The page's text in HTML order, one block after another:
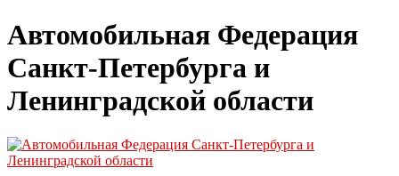
Автомобильная Федерация
Санкт-Петербурга и
Ленинградской области